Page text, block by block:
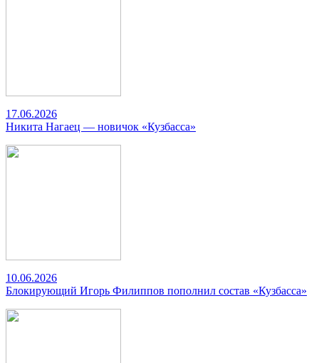
17.06.2026
Никита Нагаец — новичок «Кузбасса»
10.06.2026
Блокирующий Игорь Филиппов пополнил состав «Кузбасса»